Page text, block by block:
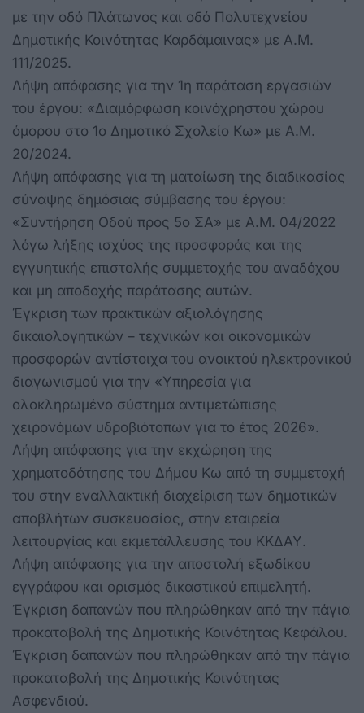
με την οδό Πλάτωνος και οδό Πολυτεχνείου
Δημοτικής Κοινότητας Καρδάμαινας» με Α.Μ.
111/2025.
Λήψη απόφασης για την 1η παράταση εργασιών
του έργου: «Διαμόρφωση κοινόχρηστου χώρου
όμορου στο 1ο Δημοτικό Σχολείο Κω» με Α.Μ.
20/2024.
Λήψη απόφασης για τη ματαίωση της διαδικασίας
σύναψης δημόσιας σύμβασης του έργου:
«Συντήρηση Οδού προς 5ο ΣΑ» με Α.Μ. 04/2022
λόγω λήξης ισχύος της προσφοράς και της
εγγυητικής επιστολής συμμετοχής του αναδόχου
και μη αποδοχής παράτασης αυτών.
Έγκριση των πρακτικών αξιολόγησης
δικαιολογητικών – τεχνικών και οικονομικών
προσφορών αντίστοιχα του ανοικτού ηλεκτρονικού
διαγωνισμού για την «Υπηρεσία για
ολοκληρωμένο σύστημα αντιμετώπισης
χειρονόμων υδροβιότοπων για το έτος 2026».
Λήψη απόφασης για την εκχώρηση της
χρηματοδότησης του Δήμου Κω από τη συμμετοχή
του στην εναλλακτική διαχείριση των δημοτικών
αποβλήτων συσκευασίας, στην εταιρεία
λειτουργίας και εκμετάλλευσης του ΚΚΔΑΥ.
Λήψη απόφασης για την αποστολή εξωδίκου
εγγράφου και ορισμός δικαστικού επιμελητή.
Έγκριση δαπανών που πληρώθηκαν από την πάγια
προκαταβολή της Δημοτικής Κοινότητας Κεφάλου.
Έγκριση δαπανών που πληρώθηκαν από την πάγια
προκαταβολή της Δημοτικής Κοινότητας
Ασφενδιού.